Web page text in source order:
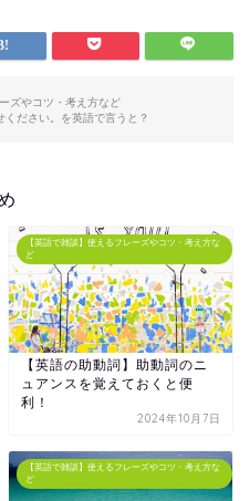
ズやコツ・考え方など
ください。を英語で言うと？
【英語で雑談】使えるフレーズやコツ・考え方な
ど
【英語の助動詞】助動詞のニ
ュアンスを覚えておくと便
利！
2024年10月7日
【英語で雑談】使えるフレーズやコツ・考え方な
ど